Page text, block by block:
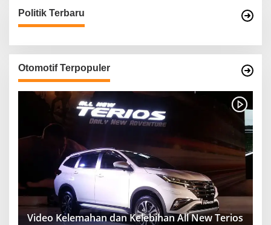
Politik Terbaru
Otomotif Terpopuler
Video Kelemahan dan Kelebihan All New Terios